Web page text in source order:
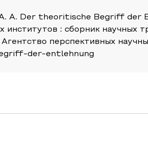
A. Der theoritische Begriff
институтов : сборник
перспективных
der-entlehnung